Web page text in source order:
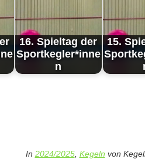
16. Spieltag der
Sportkegler*inne
n
15.
In 2024/2025, Kegeln von